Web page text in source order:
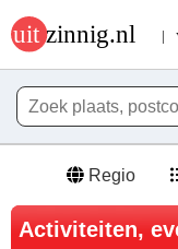
Regio
Activiteiten,